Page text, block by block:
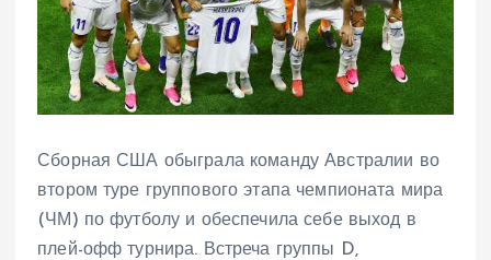
Сборная США обыграла команду Австралии во
втором туре группового этапа чемпионата мира
(ЧМ) по футболу и обеспечила себе выход в
плей-офф турнира. Встреча группы D,